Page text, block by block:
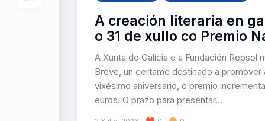
A creación literaria en
o 31 de xullo co Premio
A Xunta de Galicia e a Fundación
Breve, un certame destinado a
vixésimo aniversario, o premio
euros. O prazo para presentar…